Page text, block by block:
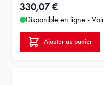
330,07 €
Disponible en ligne -
Ajouter au panier